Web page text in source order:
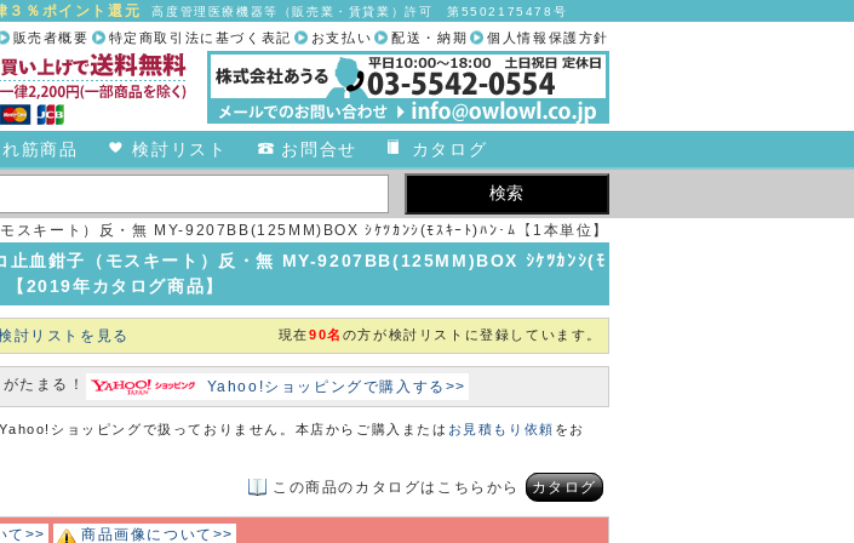
３％ポイント還元 高度管理医療機器等（販売業・賃貸業）許可 第5502175478号
個人情報保護方針
配送・納期
お支払い
特定商取引法に基づく表記
販売者概要
筋商品 検討リスト お問合せ カタログ
キート）反・無 MY-9207BB(125MM)BOX ｼｹﾂｶﾝｼ(ﾓｽｷｰﾄ)ﾊﾝ･ﾑ【1本単位】
【2019年カタログ商品】
血鉗子（モスキート）反・無 MY-9207BB(125MM)BOX ｼｹﾂｶﾝｼ(ﾓ
2019年カタログ商品】
討リストを見る 現在90名 の方が検討リストに登録しています。
たまる！ Yahoo!ショッピングで購入する>>
ショッピングで扱っておりません。本店からご購入または お見積もり依頼 をお
この商品のカタログはこちらから カタログ
て>> 商品画像について>>